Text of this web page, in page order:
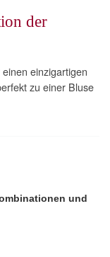
der
einzigartigen
zu einer Bluse
und